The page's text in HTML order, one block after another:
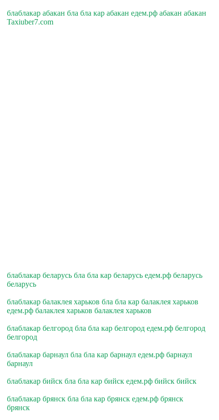
блаблакар абакан бла бла кар абакан едем.рф абакан абакан
Taxiuber7.com
блаблакар беларусь бла бла кар беларусь едем.рф беларусь
беларусь
блаблакар балаклея харьков бла бла кар балаклея харьков
едем.рф балаклея харьков балаклея харьков
блаблакар белгород бла бла кар белгород едем.рф белгород
белгород
блаблакар барнаул бла бла кар барнаул едем.рф барнаул
барнаул
блаблакар бийск бла бла кар бийск едем.рф бийск бийск
блаблакар брянск бла бла кар брянск едем.рф брянск
брянск